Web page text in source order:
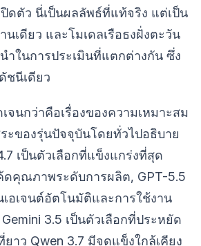
ปิดตัว นี่เป็นผลลัพธ์ที่แท้จริง แต่เป็น
เดียว และโมเดลเรือธงฝั่งตะวัน
ำในการประเมินที่แตกต่างกัน ซึ่ง
ชนีเดียว
จนกว่าคือเรื่องของความเหมาะสม
ะของรุ่นปัจจุบันโดยทั่วไปอธิบาย
เป็นตัวเลือกที่แข็งแกร่งที่สุด
ดคุณภาพระดับการผลิต, GPT-5.5
เอเจนต์อัตโนมัติและการใช้งาน
3.5 เป็นตัวเลือกที่ประหยัด
าว Qwen 3.7 มีจุดแข็งใกล้เคียง